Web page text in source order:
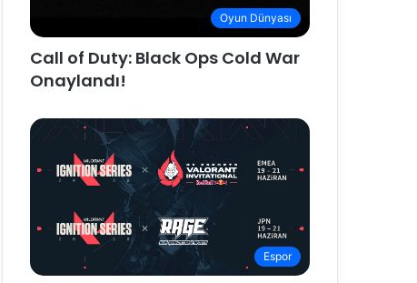
Oyun Dünyası
Call of Duty: Black Ops Cold War
Onaylandı!
Espor